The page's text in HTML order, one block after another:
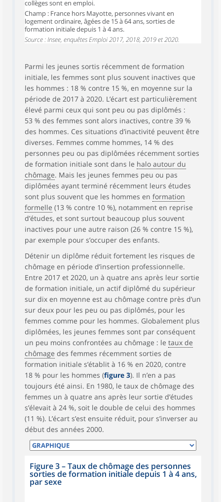
collèges sont en emploi.
Champ : France hors Mayotte, personnes vivant en
logement ordinaire, âgées de 15 à 64 ans, sorties de
formation initiale depuis 1 à 4 ans.
Source : Insee, enquêtes Emploi 2017, 2018, 2019 et 2020.
Parmi les jeunes sortis récemment de formation
initiale, les femmes sont plus souvent inactives que
les hommes : 18 % contre 15 %, en moyenne sur la
période de 2017 à 2020. L’écart est particulièrement
élevé parmi ceux qui sont peu ou pas diplômés :
53 % des femmes sont alors inactives, contre 39 %
des hommes. Ces situations d’inactivité peuvent être
diverses. Femmes comme hommes, 14 % des
personnes peu ou pas diplômées récemment sorties
de formation initiale sont dans le halo autour du
chômage. Mais les jeunes femmes peu ou pas
diplômées ayant terminé récemment leurs études
sont plus souvent que les hommes en formation
formelle (13 % contre 10 %), notamment en reprise
d’études, et sont surtout beaucoup plus souvent
inactives pour une autre raison (26 % contre 15 %),
par exemple pour s’occuper des enfants.
Détenir un diplôme réduit fortement les risques de
chômage en période d’insertion professionnelle.
Entre 2017 et 2020, un à quatre ans après leur sortie
de formation initiale, un actif diplômé du supérieur
sur dix en moyenne est au chômage contre près d’un
sur deux pour les peu ou pas diplômés, pour les
femmes comme pour les hommes. Globalement plus
diplômées, les jeunes femmes sont par conséquent
un peu moins confrontées au chômage : le taux de
chômage des femmes récemment sorties de
formation initiale s’établit à 16 % en 2020, contre
18 % pour les hommes (figure 3). Il n’en a pas
toujours été ainsi. En 1980, le taux de chômage des
femmes un à quatre ans après leur sortie d’études
s’élevait à 24 %, soit le double de celui des hommes
(11 %). L’écart s’est ensuite réduit, pour s’inverser au
début des années 2000.
Figure 3 – Taux de chômage des personnes
sorties de formation initiale depuis 1 à 4 ans,
par sexe